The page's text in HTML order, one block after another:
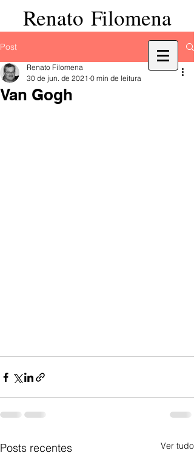
Renato Filomena
Post
Van Gogh
Renato Filomena
30 de jun. de 2021 0 min de leitura
Posts recentes Ver tudo